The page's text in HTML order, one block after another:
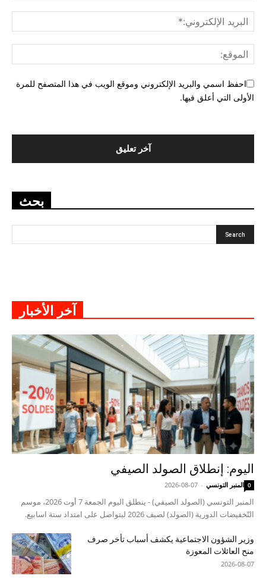
احفظ اسمي والبريد الإلكتروني وموقع الويب في هذا المتصفح للمرة
الأولى التي أعلق فيها.
بحث
آخر الأخبار
اليوم: إنطلاق الصولد الصيفي
المنبر التونسي -
2026-08-07 0
المنبر التونسي (الصولد الصيفي) - ينطلق اليوم الجمعة 7 أوت 2026، موسم
التّخفيضات الدورية (الصولد) لصيف 2026 ليتواصل على امتداد ستة اسابيع.
وزير الشؤون الاجتماعية يكشف أسباب تأخر صرف
منح العائلات المعوزة
2026-08-07